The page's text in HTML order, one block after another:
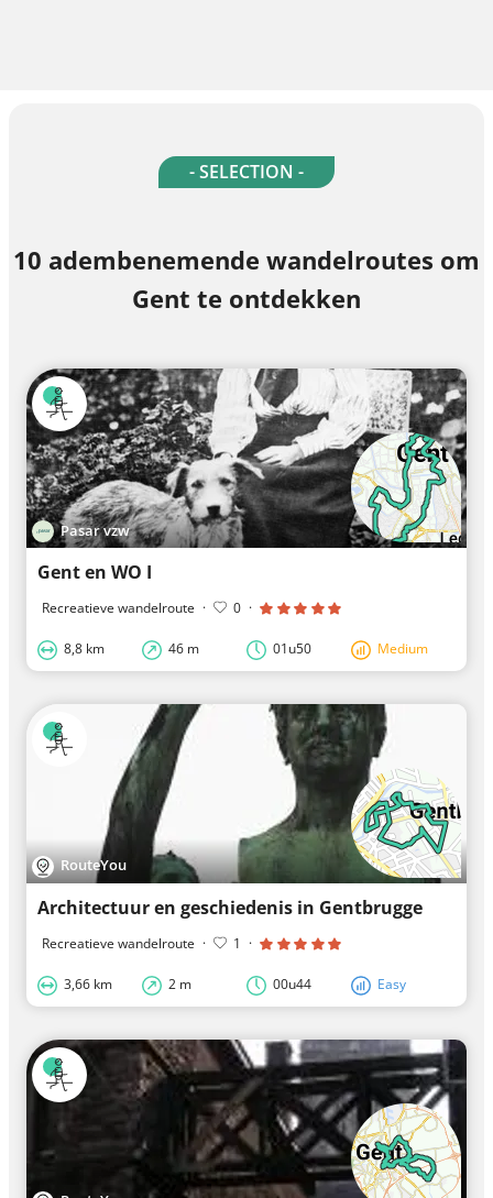
- SELECTION -
10 adembenemende wandelroutes om
Gent te ontdekken
Pasar vzw
Gent en WO I
Recreatieve wandelroute · 0 ·
8,8 km 46 m 01u50 Medium
RouteYou
Architectuur en geschiedenis in Gentbrugge
Recreatieve wandelroute · 1 ·
3,66 km 2 m 00u44 Easy